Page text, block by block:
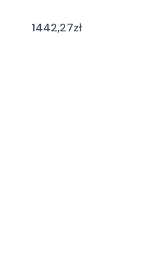
1442,27zł